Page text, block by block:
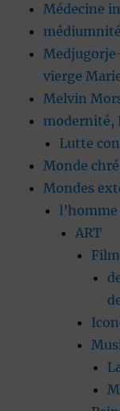
Médecine
médiumnité
vierge
Melvin
modernité,
Lutte
Monde
Mondes
ART